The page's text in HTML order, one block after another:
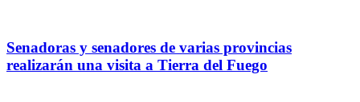
Senadoras y senadores de varias provincias
realizarán una visita a Tierra del Fuego